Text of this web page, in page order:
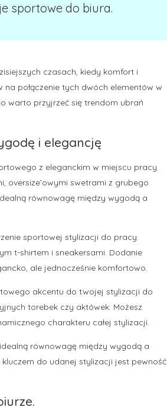
sportowe do biura.
czasach, kiedy komfort i
połączenie tych dwóch elementów w
warto przyjrzeć się trendom ubrań
i elegancję
z eleganckim w miejscu pracy.
oversize’owymi swetrami z grubego
równowagę między wygodą a
sportowej stylizacji do pracy.
t-shirtem i sneakersami. Dodanie
ale jednocześnie komfortowo.
akcentu do twojej stylizacji do
torebek czy aktówek. Możesz
charakteru całej stylizacji.
równowagę między wygodą a
do udanej stylizacji jest pewność